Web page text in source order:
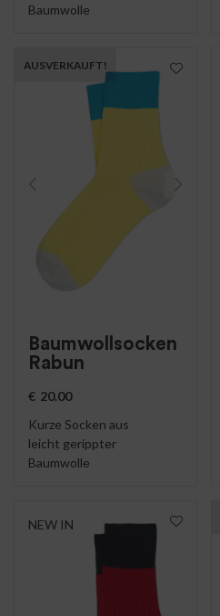
Baumwolle
Baumwollsocken
Rabun
€ 20.00
Kurze Socken aus
leicht gerippter
Baumwolle
AUSVERKAUFT!
NEW IN